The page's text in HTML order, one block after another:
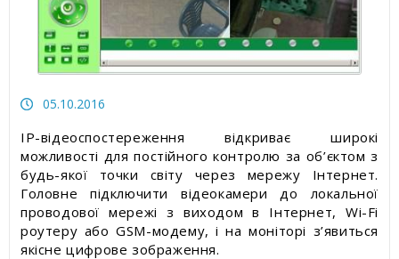
05.10.2016
IP-відеоспостереження відкриває широкі
можливості для постійного контролю за об’єктом з
будь-якої точки світу через мережу Інтернет.
Головне підключити відеокамери до локальної
проводової мережі з виходом в Інтернет, Wi-Fi
роутеру або GSM-модему, і на моніторі з’явиться
якісне цифрове зображення.
Статті про товари та послуги
Статті про вимірювальні прилади
Прес-релізи, пост-релізи
Відеоновини